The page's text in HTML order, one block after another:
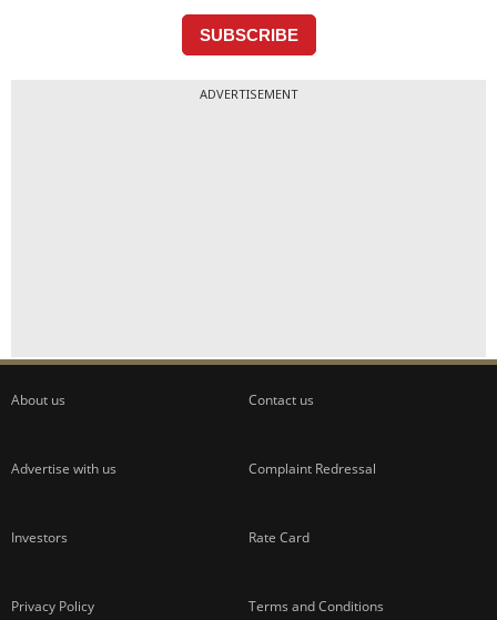
ADVERTISEMENT
About us Contact us
Advertise with us Complaint Redressal
Investors Rate Card
Privacy Policy Terms and Conditions